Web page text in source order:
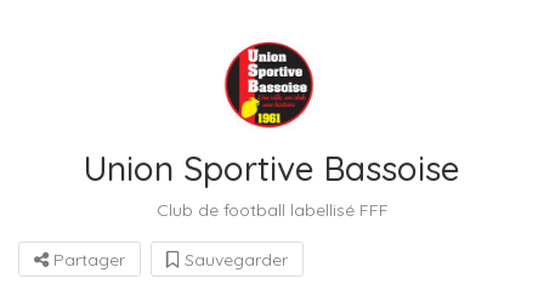
Union Sportive Bassoise
Club de football labellisé FFF
Partager Sauvegarder